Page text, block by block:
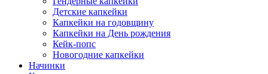
Детские капкейки
Капкейки на годовщину
Капкейки на День рождения
Кейк-попс
Новогодние капкейки
Начинки